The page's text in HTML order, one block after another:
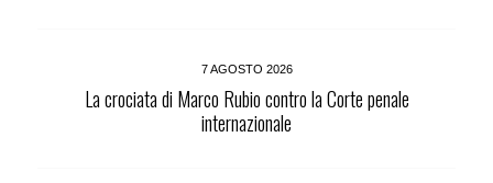
7 AGOSTO 2026
La crociata di Marco Rubio contro la Corte penale
internazionale